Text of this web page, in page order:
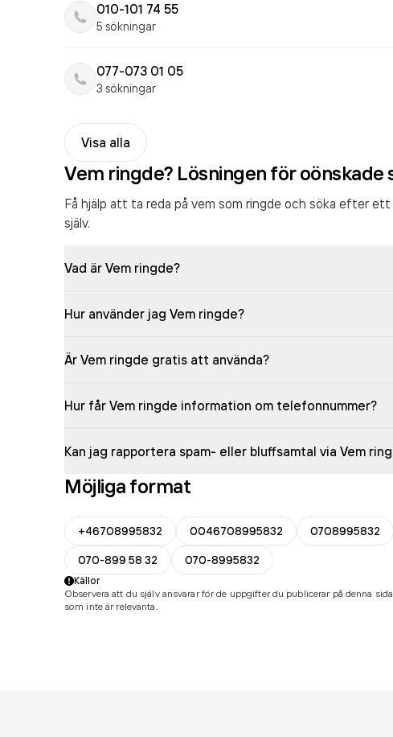
010-101 74 55
5 sökningar
077-073 01 05
3 sökningar
Visa alla
Vem ringde? Lösningen för oönskade
Få hjälp att ta reda på vem som ringde och söka efter
själv.
Vad är Vem ringde?
Hur använder jag Vem ringde?
Är Vem ringde gratis att använda?
Hur får Vem ringde information om telefonnummer?
Kan jag rapportera spam- eller bluffsamtal via Vem
Möjliga format
+46708995832 0046708995832 0708995832
070-899 58 32
070-8995832
Källor
Observera att du själv ansvarar för de uppgifter du publicerar på denna
som inte är relevanta.